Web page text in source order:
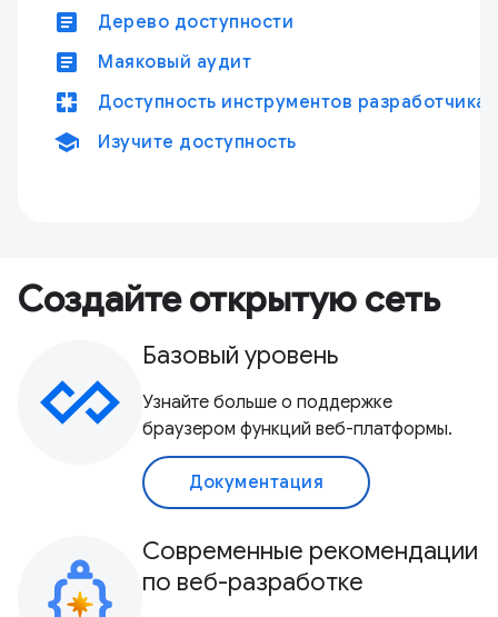
article Дерево доступности
article Маяковый аудит
pages Доступность инструментов разработчика
school Изучите доступность
Создайте открытую сеть
Базовый уровень
Узнайте больше о поддержке
браузером функций веб-платформы.
Документация
Современные рекомендации
по веб-разработке